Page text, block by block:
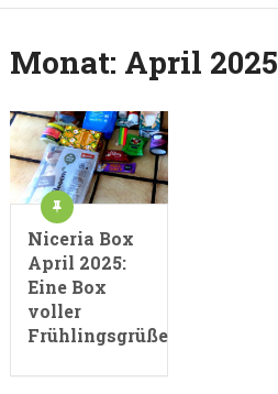
Monat: April 2025
Niceria Box
April 2025:
Eine Box
voller
Frühlingsgrüße